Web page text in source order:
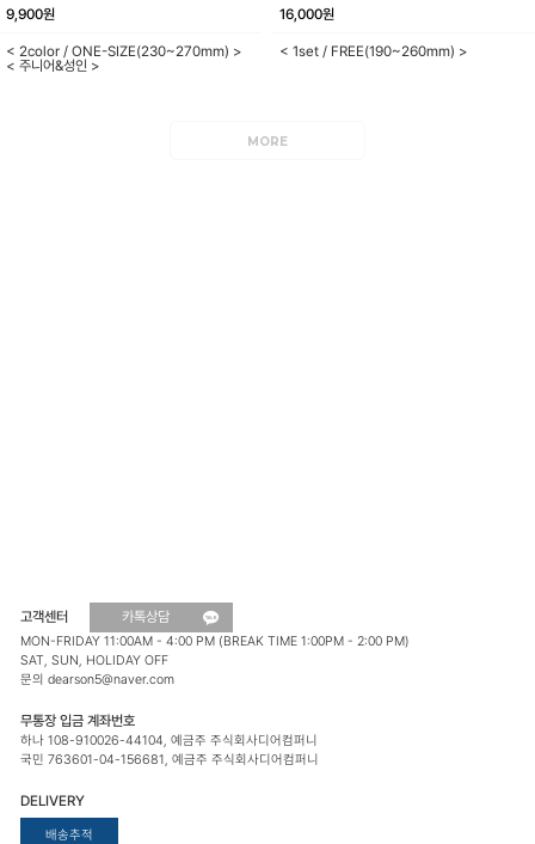
9,900원
< 2color / ONE-SIZE(230~270mm) >
< 주니어&성인 >
16,000원
< 1set / FREE(190~260mm) >
MORE
고객센터 카톡상담
MON-FRIDAY 11:00AM - 4:00 PM (BREAK TIME 1:00PM - 2:00 PM)
SAT, SUN, HOLIDAY OFF
문의 dearson5@naver.com
무통장 입금 계좌번호
하나 108-910026-44104, 예금주 주식회사디어컴퍼니
국민 763601-04-156681, 예금주 주식회사디어컴퍼니
DELIVERY
배송추적